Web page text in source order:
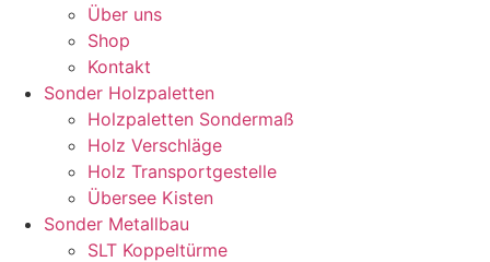
Über uns
Shop
Kontakt
Sonder Holzpaletten
Holzpaletten Sondermaß
Holz Verschläge
Holz Transportgestelle
Übersee Kisten
Sonder Metallbau
SLT Koppeltürme